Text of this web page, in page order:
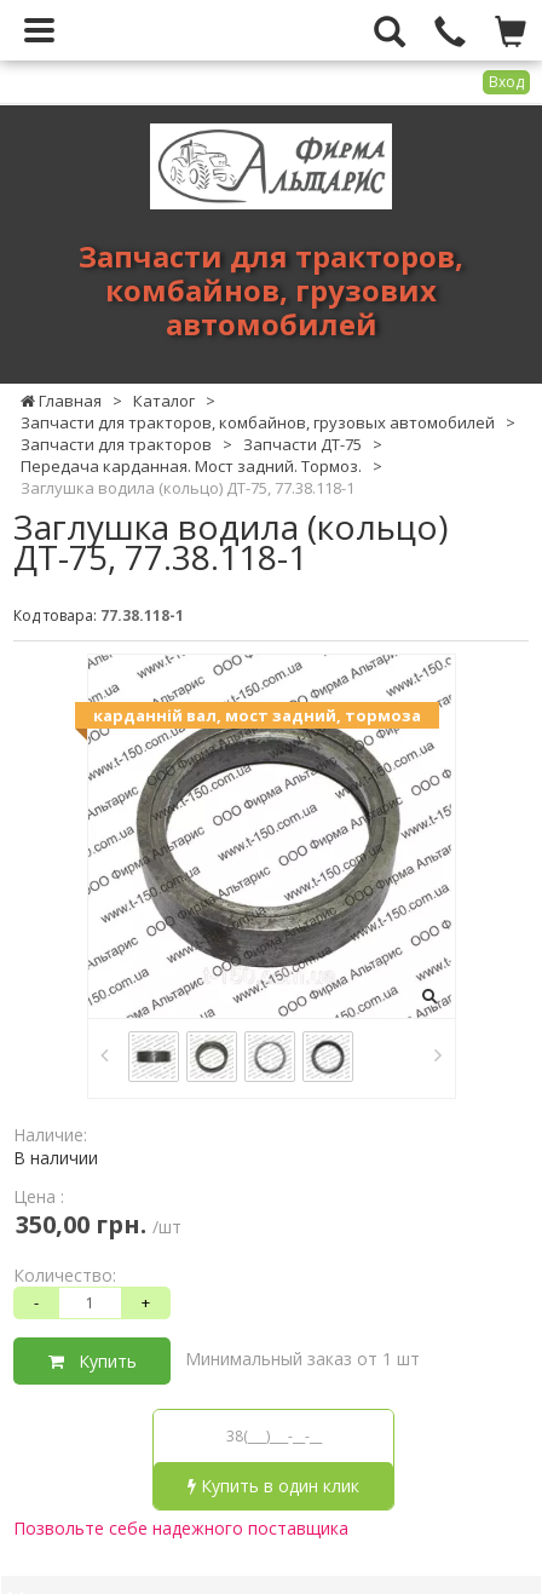
Вход
тракторов,
комбайнов,
Запчасти для тракторов,
комбайнов, грузових
автомобилей
Главная > Каталог >
Запчасти для тракторов, комбайнов, грузовых автомобилей
>
Запчасти для тракторов
> Запчасти ДТ-75
>
Передача карданная. Мост задний. Тормоз.
>
Заглушка водила (кольцо) ДТ-75, 77.38.118-1
Заглушка водила (кольцо)
ДТ-75, 77.38.118-1
Код товара: 77.38.118-1
карданній вал, мост задний, тормоза
Наличие:
В наличии
Цена :
350,00 грн. /шт
Количество:
- +
Купить Минимальный заказ от 1 шт
Купить в один клик
Позвольте себе надежного поставщика